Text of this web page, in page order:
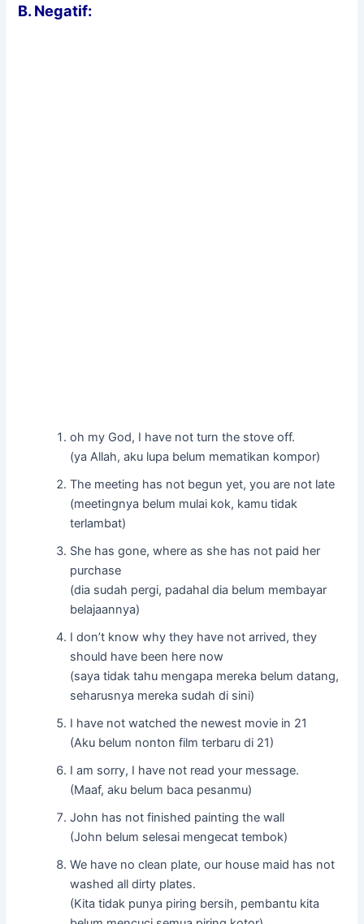
B. Negatif:
oh my God, I have not turn the stove off.
(ya Allah, aku lupa belum mematikan kompor)
The meeting has not begun yet, you are not late
(meetingnya belum mulai kok, kamu tidak
terlambat)
She has gone, where as she has not paid her
purchase
(dia sudah pergi, padahal dia belum membayar
belajaannya)
I don’t know why they have not arrived, they
should have been here now
(saya tidak tahu mengapa mereka belum datang,
seharusnya mereka sudah di sini)
I have not watched the newest movie in 21
(Aku belum nonton film terbaru di 21)
I am sorry, I have not read your message.
(Maaf, aku belum baca pesanmu)
John has not finished painting the wall
(John belum selesai mengecat tembok)
We have no clean plate, our house maid has not
washed all dirty plates.
(Kita tidak punya piring bersih, pembantu kita